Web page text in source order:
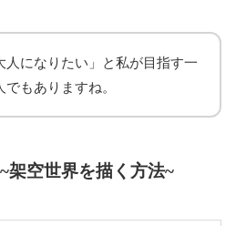
人になりたい」と私が目指す一
もありますね。
架空世界を描く方法~